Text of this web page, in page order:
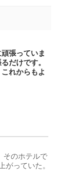
張っていま
だけです。
れからもよ
そのホテルで
がっていた。